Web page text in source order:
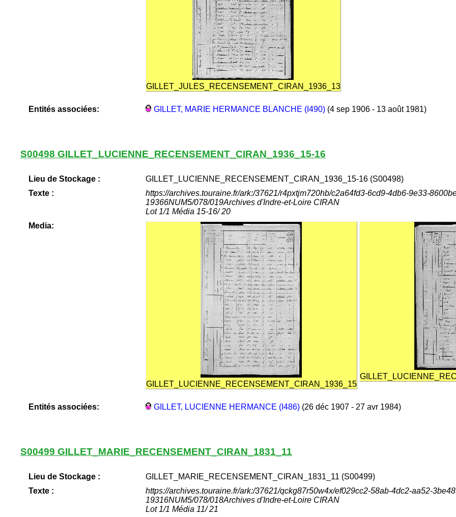
GILLET_JULES_RECENSEMENT_CIRAN_1936_13
Entités associées: GILLET, MARIE HERMANCE BLANCHE (I490)(4 sep 1906 - 13 août 1981)
S00498 GILLET_LUCIENNE_RECENSEMENT_CIRAN_1936_15-16
Lieu de Stockage :
GILLET_LUCIENNE_RECENSEMENT_CIRAN_1936_15-16 (S00498)
Texte :
https://archives.touraine.fr/ark:/37621/r4pxtjm720hb/c2a64fd3-6cd9-4db6-9e33-
19366NUM5/078/019Archives d'Indre-et-Loire CIRAN
Lot 1/1 Média 15-16/ 20
Media:
GILLET_LUCIENNE_RECENSEMENT_CIRAN_1936_15
Entités associées: GILLET, LUCIENNE HERMANCE (I486)(26 déc 1907 - 27 avr 1984)
S00499 GILLET_MARIE_RECENSEMENT_CIRAN_1831_11
Lieu de Stockage :
GILLET_MARIE_RECENSEMENT_CIRAN_1831_11 (S00499)
Texte :
https://archives.touraine.fr/ark:/37621/qckg87r50w4x/ef029cc2-58ab-4dc2-aa52-
19316NUM5/078/018Archives d'Indre-et-Loire CIRAN
Lot 1/1 Média 11/ 21